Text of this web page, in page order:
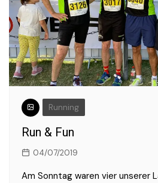
Running
Run & Fun
04/07/2019
Am Sonntag waren vier unserer